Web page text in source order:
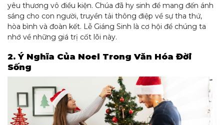
yêu thương vô điều kiện. Chúa đã hy sinh để mang đến ánh
sáng cho con người, truyền tải thông điệp về sự tha thứ,
hòa bình và đoàn kết. Lễ Giáng Sinh là cơ hội để chúng ta
nhớ về những giá trị cốt lõi này.
2. Ý Nghĩa Của Noel Trong Văn Hóa Đời
Sống